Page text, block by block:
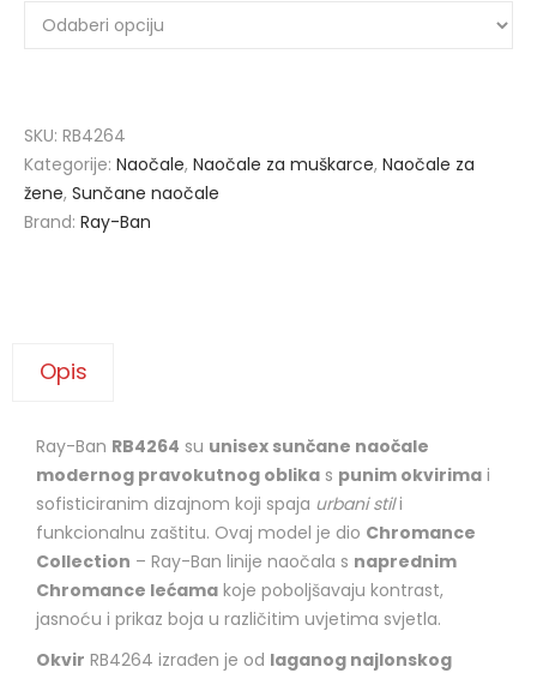
SKU: RB4264
Kategorije: Naočale, Naočale za muškarce, Naočale za
žene, Sunčane naočale
Brand: Ray-Ban
Opis
Ray-Ban RB4264 su unisex sunčane naočale
modernog pravokutnog oblika s punim okvirima i
sofisticiranim dizajnom koji spaja urbani stili
funkcionalnu zaštitu. Ovaj model je dio Chromance
Collection – Ray-Ban linije naočala s naprednim
Chromance lećama koje poboljšavaju kontrast,
jasnoću i prikaz boja u različitim uvjetima svjetla.
Okvir RB4264 izrađen je od laganog najlonskog